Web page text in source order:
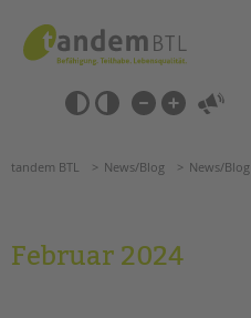
springen
Barrierefrei-
Einstellungen
überspringen
überspringen
tandem BTL News/Blog News/Blog
Februar 2024